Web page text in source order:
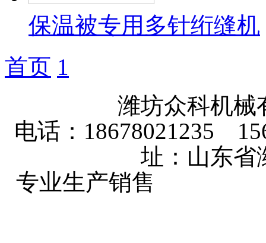
保温被专用多针绗缝机
首页 1
潍坊众科机
电话：18678021235
址：山东省
专业生产销售